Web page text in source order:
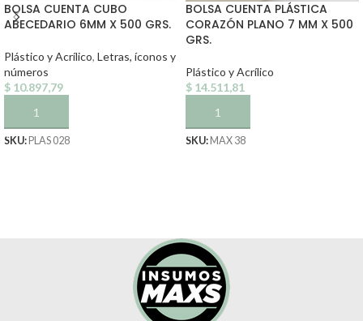
BOLSA CUENTA CUBO
ABECEDARIO 6MM X 500 GRS.
Plástico y Acrílico, Letras, íconos y
números
$ 10.897,79
AÑADIR AL CARRITO
SKU: PLAS 028
BOLSA CUENTA PLÁSTICA
CORAZÓN PLANO 7 MM X 500
GRS.
Plástico y Acrílico
$ 14.511,81
AÑADIR AL CARRITO
SKU: MAX 38